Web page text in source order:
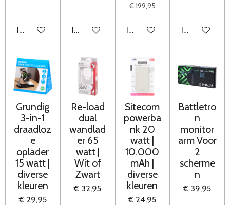
In winkelwagenIn winkelwagen
€ 199,95
In winkelwagenIn
Grundig
3-in-1
draadloz
e
oplader
15 watt |
diverse
kleuren
€ 29,95
Re-load
dual
wandlad
er 65
watt |
Wit of
Zwart
€ 32,95
Sitecom
powerba
nk 20
watt |
10.000
mAh |
diverse
kleuren
€ 24,95
Battletro
n
monitor
arm Voor
2
scherme
n
€ 39,95